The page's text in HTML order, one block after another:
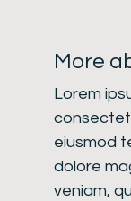
More
Lorem
eiusmod
dolore
veniam,